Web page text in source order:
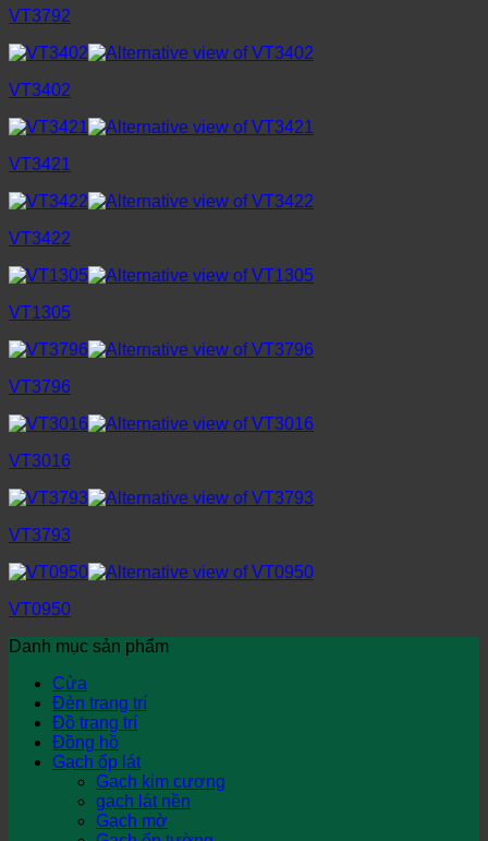
VT3792
VT3402
VT3421
VT3422
VT1305
VT3796
VT3016
VT3793
VT0950
Danh mục sản phẩm
Cửa
Đèn trang trí
Đồ trang trí
Đồng hồ
Gạch ốp lát
Gạch kim cương
gạch lát nền
Gạch mờ